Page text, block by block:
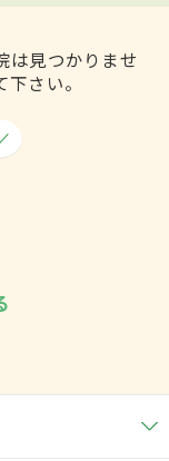
は見つかりませ
さい。